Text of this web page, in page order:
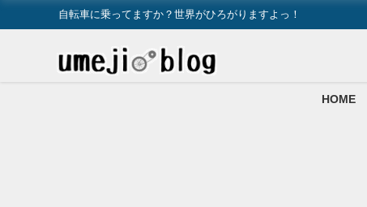
自転車に乗ってますか？世界がひろがりますよっ！
HOME